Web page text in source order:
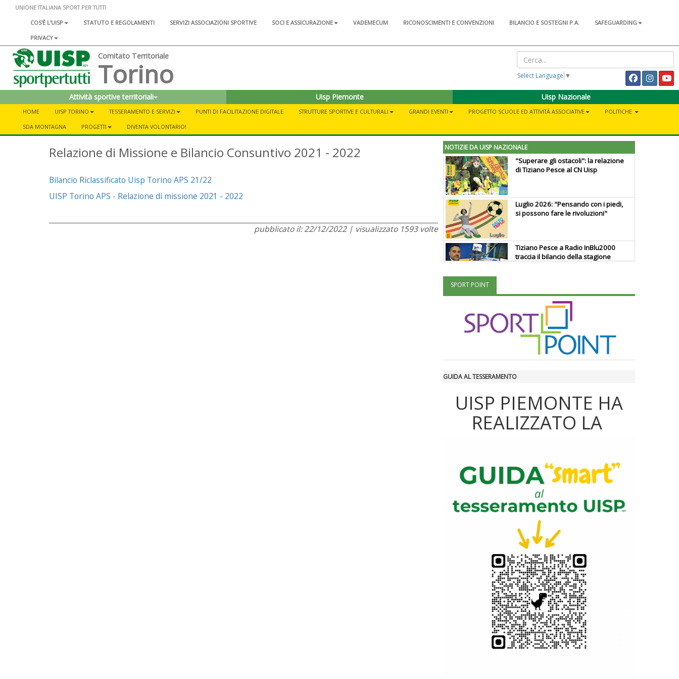
UNIONE ITALIANA SPORT PER TUTTI
COS'È L'UISP
STATUTO E REGOLAMENTI SERVIZI ASSOCIAZIONI SPORTIVE SOCI E ASSICURAZIONE VADEMECUM RICONOSCIMENTI E CONVENZIONI BILANCIO E SOSTEGNI P.A.
SAFEGUARDING
PRIVACY
Comitato Territoriale
Torino Select Language ▼
Attività sportive territoriali Uisp Piemonte Uisp Nazionale
HOME UISP TORINO TESSERAMENTO E SERVIZI PUNTI DI FACILITAZIONE DIGITALE STRUTTURE SPORTIVE E CULTURALI GRANDI EVENTI PROGETTO SCUOLE ED ATTIVITÁ ASSOCIATIVE
POLITICHE
SDA MONTAGNA
PROGETTI DIVENTA VOLONTARIO!
Relazione di Missione e Bilancio Consuntivo 2021 - 2022
Bilancio Riclassificato Uisp Torino APS 21/22
UISP Torino APS - Relazione di missione 2021 - 2022
pubblicato il: 22/12/2022 | visualizzato 1593 volte
NOTIZIE DA UISP NAZIONALE
"Superare gli ostacoli": la relazione
di Tiziano Pesce al CN Uisp
Luglio 2026: "Pensando con i piedi,
si possono fare le rivoluzioni"
Tiziano Pesce a Radio InBlu2000
traccia il bilancio della stagione
valorizzi le nostre specificità"
La formazione Uisp rallenta ma
prosegue anche in estate
Tiziano Pesce nel Cda di
a Roma
SPORT POINT
GUIDA AL TESSERAMENTO
UISP PIEMONTE HA
REALIZZATO LA